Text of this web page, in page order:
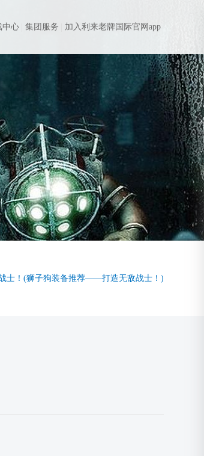
中心 集团服务 加入利来老牌国际官网app
士！(狮子狗装备推荐——打造无敌战士！)